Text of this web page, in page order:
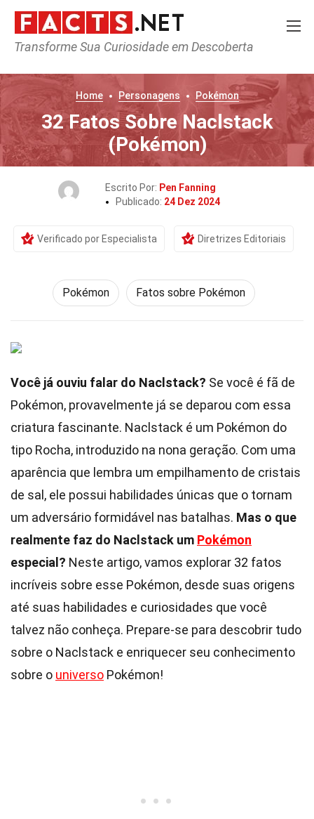
Transforme Sua Curiosidade em Descoberta
Home Personagens Pokémon
32 Fatos Sobre Naclstack
(Pokémon)
Escrito Por: Pen Fanning
Publicado: 24 Dez 2024
Verificado por Especialista Diretrizes Editoriais
Pokémon Fatos sobre Pokémon
Você já ouviu falar do Naclstack? Se você é fã de
Pokémon, provavelmente já se deparou com essa
criatura fascinante. Naclstack é um Pokémon do
tipo Rocha, introduzido na nona geração. Com uma
aparência que lembra um empilhamento de cristais
de sal, ele possui habilidades únicas que o tornam
um adversário formidável nas batalhas. Mas o que
realmente faz do Naclstack um Pokémon
especial? Neste artigo, vamos explorar 32 fatos
incríveis sobre esse Pokémon, desde suas origens
até suas habilidades e curiosidades que você
talvez não conheça. Prepare-se para descobrir tudo
sobre o Naclstack e enriquecer seu conhecimento
sobre o universo Pokémon!